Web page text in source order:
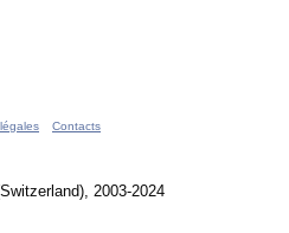
Contacts
2003-2024